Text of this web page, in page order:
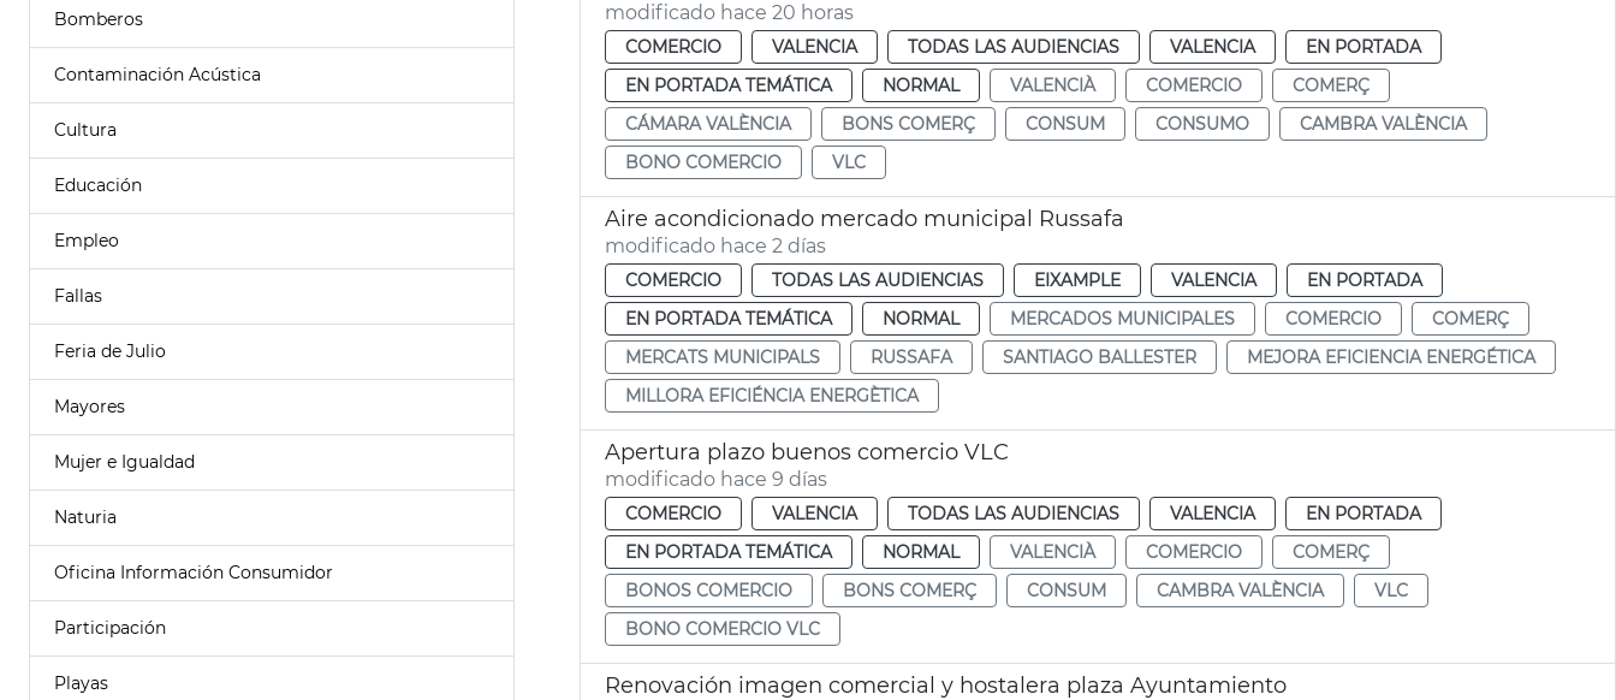
Bomberos
Contaminación Acústica
Cultura
Educación
Empleo
Fallas
Feria de Julio
Mayores
Mujer e Igualdad
Naturia
Oficina Información Consumidor
Participación
Playas
modificado hace 20 horas
COMERCIO VALENCIA TODAS LAS AUDIENCIAS VALENCIA
EN PORTADA
EN PORTADA TEMÁTICA
NORMAL VALENCIÀ COMERCIO
COMERÇ
CÁMARA VALÈNCIA
BONS COMERÇ CONSUM CONSUMO
CAMBRA VALÈNCIA
BONO COMERCIO
VLC
Aire acondicionado mercado municipal Russafa
modificado hace 2 días
COMERCIO TODAS LAS AUDIENCIAS EIXAMPLE VALENCIA
EN PORTADA
EN PORTADA TEMÁTICA
NORMAL MERCADOS MUNICIPALES COMERCIO
COMERÇ
MERCATS MUNICIPALS
RUSSAFA SANTIAGO BALLESTER
MEJORA EFICIENCIA ENERGÉTICA
MILLORA EFICIÉNCIA ENERGÈTICA
Apertura plazo buenos comercio VLC
modificado hace 9 días
COMERCIO VALENCIA TODAS LAS AUDIENCIAS VALENCIA
EN PORTADA
EN PORTADA TEMÁTICA
NORMAL VALENCIÀ COMERCIO
COMERÇ
BONOS COMERCIO
BONS COMERÇ CONSUM CAMBRA VALÈNCIA
VLC
BONO COMERCIO VLC
Renovación imagen comercial y hostalera plaza Ayuntamiento